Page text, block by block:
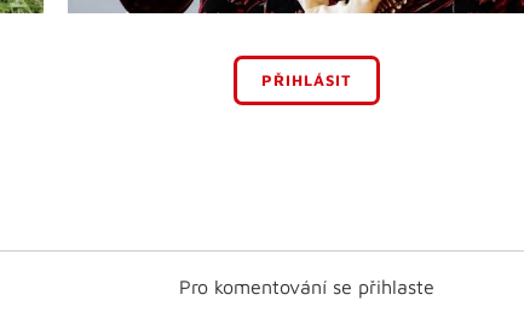
PŘIHLÁSIT
Pro komentování se přihlaste